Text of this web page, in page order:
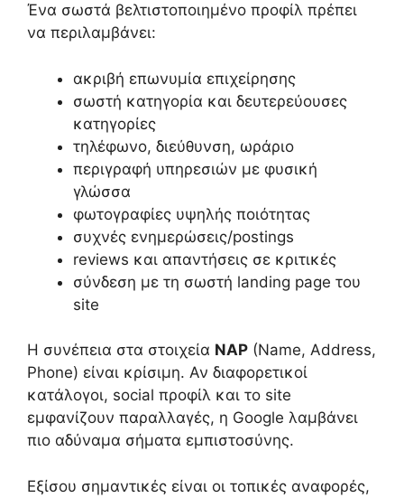
Ένα σωστά βελτιστοποιημένο προφίλ πρέπει
να περιλαμβάνει:
ακριβή επωνυμία επιχείρησης
σωστή κατηγορία και δευτερεύουσες
κατηγορίες
τηλέφωνο, διεύθυνση, ωράριο
περιγραφή υπηρεσιών με φυσική
γλώσσα
φωτογραφίες υψηλής ποιότητας
συχνές ενημερώσεις/postings
reviews και απαντήσεις σε κριτικές
σύνδεση με τη σωστή landing page του
site
Η συνέπεια στα στοιχεία NAP (Name, Address,
Phone) είναι κρίσιμη. Αν διαφορετικοί
κατάλογοι, social προφίλ και το site
εμφανίζουν παραλλαγές, η Google λαμβάνει
πιο αδύναμα σήματα εμπιστοσύνης.
Εξίσου σημαντικές είναι οι τοπικές αναφορές,